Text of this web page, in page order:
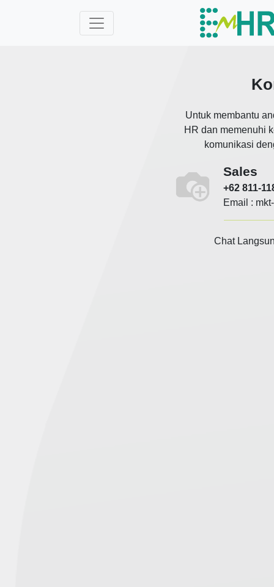
Untuk membantu
HR dan memenuhi
komunikasi
Sales
+62 811-
Email :
Chat